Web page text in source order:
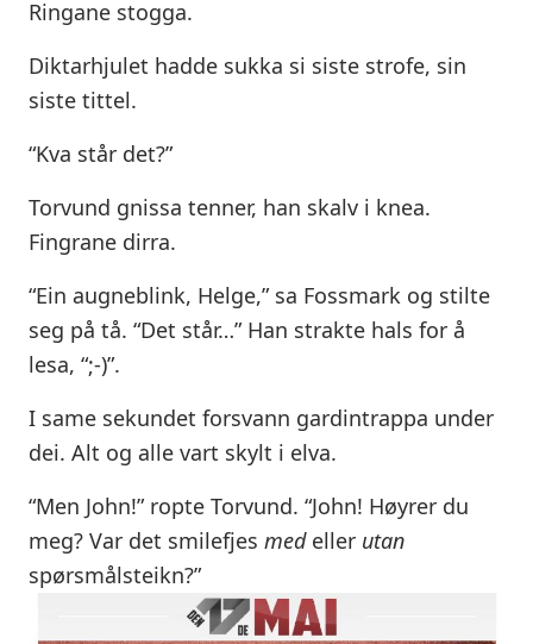
Ringane stogga.
Diktarhjulet hadde sukka si siste strofe, sin
siste tittel.
“Kva står det?”
Torvund gnissa tenner, han skalv i knea.
Fingrane dirra.
“Ein augneblink, Helge,” sa Fossmark og stilte
seg på tå. “Det står…” Han strakte hals for å
lesa, “;-)”.
I same sekundet forsvann gardintrappa under
dei. Alt og alle vart skylt i elva.
“Men John!” ropte Torvund. “John! Høyrer du
meg? Var det smilefjes medeller utan
spørsmålsteikn?”